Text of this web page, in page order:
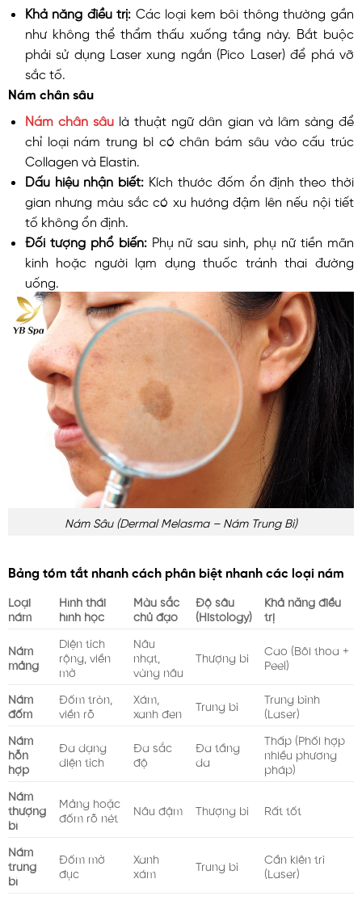
Khả năng điều trị: Các loại kem bôi thông thường gần
như không thể thẩm thấu xuống tầng này. Bắt buộc
phải sử dụng Laser xung ngắn (Pico Laser) để phá vỡ
sắc tố.
Nám chân sâu
Nám chân sâu là thuật ngữ dân gian và lâm sàng để
chỉ loại nám trung bì có chân bám sâu vào cấu trúc
Collagen và Elastin.
Dấu hiệu nhận biết: Kích thước đốm ổn định theo thời
gian nhưng màu sắc có xu hướng đậm lên nếu nội tiết
tố không ổn định.
Đối tượng phổ biến:Phụ nữ sau sinh, phụ nữ tiền mãn
kinh hoặc người lạm dụng thuốc tránh thai đường
uống.
Nám Sâu (dermal Melasma – Nám Trung Bì)
Bảng tóm tắt nhanh cách phân biệt nhanh các loại nám
Loại
nám
Hình thái
hình học
Màu sắc
chủ đạo
Độ sâu
(Histology)
Khả năng điều
trị
Nám
mảng
Diện tích
rộng, viền
mờ
Nâu
nhạt,
vàng nâu
Thượng bì
Cao (Bôi thoa +
Peel)
Nám
đốm
Đốm tròn,
viền rõ
Xám,
xanh đen
Trung bì
Trung bình
(Laser)
Nám
hỗn
hợp
Đa dạng
diện tích
Đa sắc
độ
Đa tầng
da
Thấp (Phối hợp
nhiều phương
pháp)
Nám
thượng
bì
Mảng hoặc
đốm rõ nét
Nâu đậm Thượng bì Rất tốt
Nám
trung
bì
Đốm mờ
đục
Xanh
xám
Trung bì
Cần kiên trì
(Laser)